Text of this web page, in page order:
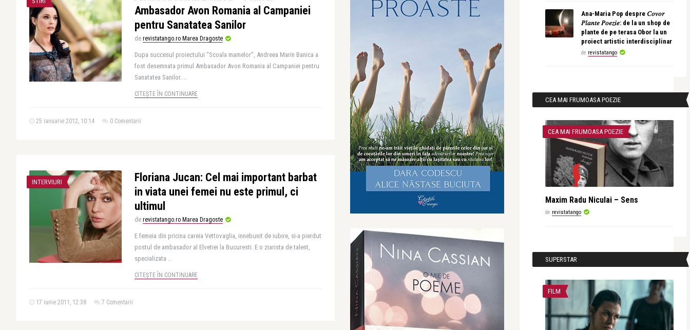
Ambasador Avon Romania al Campaniei
pentru Sanatatea Sanilor
de revistatango.ro Marea Dragoste
Dupa succesul proiectului “Scoala mamelor”, Andreea Marin Banica a
fost desemnata primul Ambasador Avon Romania al Campaniei pentru
Sanatatea Sanilor. ..
CITEȘTE ÎN CONTINUARE
25 ianuarie 2012, 10:14 0 Comentarii
INTERVIURI
Floriana Jucan: Cel mai important barbat
in viata unei femei nu este primul, ci
ultimul
de revistatango.ro Marea Dragoste
E femeia din pricina careia Vettovaglia, innebunit de iubire, si-a pierdut
postul de ambasador al Elvetiei la Bucuresti. E o ziarista de talent,
specializata ..
CITEȘTE ÎN CONTINUARE
17 iunie 2011, 12:38 7 Comentarii
Ana-Maria Pop despre 𝐶𝑜𝑣𝑜𝑟
𝑃𝑙𝑎𝑛𝑡𝑒 𝑃𝑜𝑒𝑧𝑖𝑒: de la un shop de
plante de pe terasa Obor la un
proiect artistic interdisciplinar
de revistatango
CEA MAI FRUMOASA POEZIE
CEA MAI FRUMOASA POEZIE
Maxim Radu Niculai – Sens
de revistatango
SUPERSTAR
FILM